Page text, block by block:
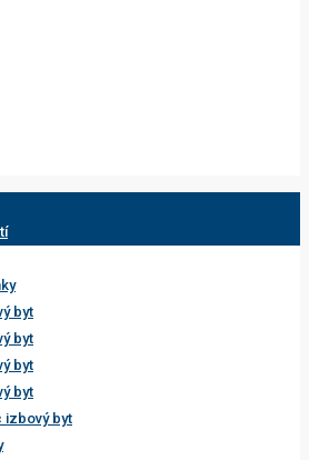
byt
byt
byt
byt
izbový byt